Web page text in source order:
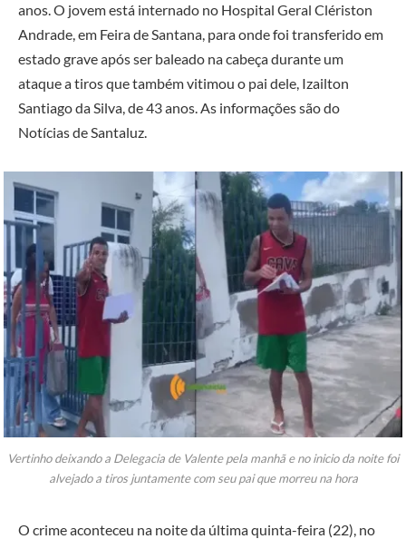
anos. O jovem está internado no Hospital Geral Clériston
Andrade, em Feira de Santana, para onde foi transferido em
estado grave após ser baleado na cabeça durante um
ataque a tiros que também vitimou o pai dele, Izailton
Santiago da Silva, de 43 anos. As informações são do
Notícias de Santaluz.
Vertinho deixando a Delegacia de Valente pela manhã e no inicio da noite foi
alvejado a tiros juntamente com seu pai que morreu na hora
O crime aconteceu na noite da última quinta-feira (22), no